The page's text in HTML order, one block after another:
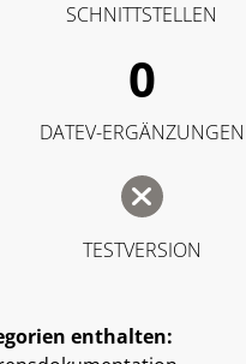
SCHNITTSTELLEN
0
DATEV-ERGÄNZUNGEN
TESTVERSION
enthalten: